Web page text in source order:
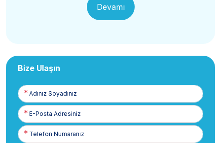
Devamı
Bize Ulaşın
Adınız
Soyadınız
E-
Posta
Telefon
Numaranız